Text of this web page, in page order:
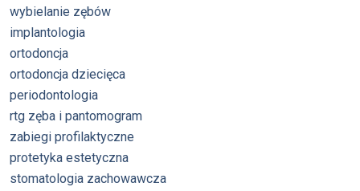
wybielanie zębów
implantologia
ortodoncja
ortodoncja dziecięca
periodontologia
rtg zęba i pantomogram
zabiegi profilaktyczne
protetyka estetyczna
stomatologia zachowawcza